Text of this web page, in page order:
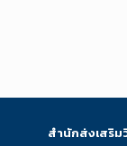
สำนักส่งเสริม